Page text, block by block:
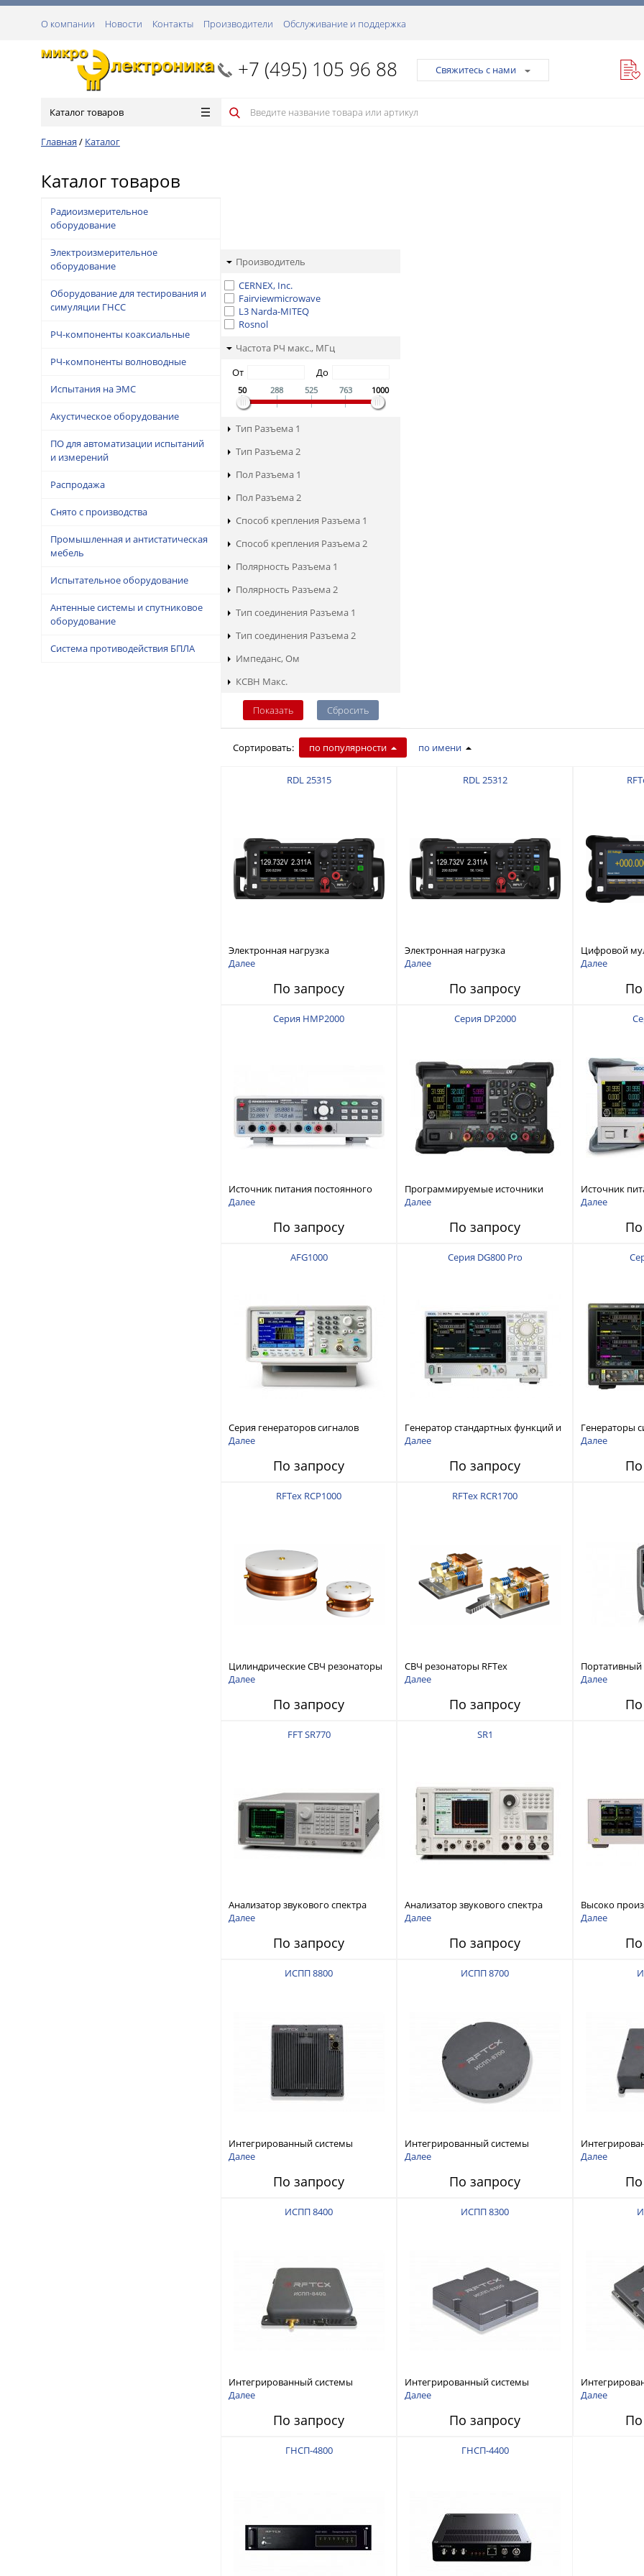
О компании Новости Контакты Производители Обслуживание и поддержка
+7 (495) 105 96 88 Свяжитесь с нами
Каталог товаров
Главная / Каталог
Каталог товаров
Радиоизмерительное
оборудование
Электроизмерительное
оборудование
Оборудование для тестирования и
симуляции ГНСС
РЧ-компоненты коаксиальные
РЧ-компоненты волноводные
Испытания на ЭМС
Акустическое оборудование
ПО для автоматизации испытаний
и измерений
Распродажа
Снято с производства
Промышленная и антистатическая
мебель
Испытательное оборудование
Антенные системы и спутниковое
оборудование
Система противодействия БПЛА
Производитель
CERNEX, Inc.
Fairviewmicrowave
L3 Narda-MITEQ
Rosnol
Частота РЧ макс., МГц
От
До
50 288 525 763 1000
Тип Разъема 1
Тип Разъема 2
Пол Разъема 1
Пол Разъема 2
Способ крепления Разъема 1
Способ крепления Разъема 2
Полярность Разъема 1
Полярность Разъема 2
Тип соединения Разъема 1
Тип соединения Разъема 2
Импеданс, Ом
КСВН Макс.
Сортировать: по популярности по имени
RDL 25315
Электронная нагрузка
постоянного тока, одноканальная,
Далее
По запросу
RDL 25312
Электронная нагрузка
постоянного тока, одноканальная,
Далее
По запросу
Цифровой
разрядностью
Далее
По
Серия HMP2000
Источник питания постоянного
тока
Далее
По запросу
Серия DP2000
Программируемые источники
питания постоянного тока с
Далее
По запросу
Источник
тока с
Далее
По
AFG1000
Серия генераторов сигналов
произвольной формы и
Далее
По запросу
Серия DG800 Pro
Генератор стандартных функций и
сигналов произвольной формы
Далее
По запросу
Генераторы
Далее
По
RFTex RCP1000
Цилиндрические СВЧ резонаторы
RFTex RCP1000
Далее
По запросу
RFTex RCR1700
СВЧ резонаторы RFTex
RCR1700 для тонких листов
Далее
По запросу
анализатор
до 26,5 ГГц
Далее
По
FFT SR770
Анализатор звукового спектра
Stanford Research Systems FFT
Далее
По запросу
SR1
Анализатор звукового спектра
Stanford Research Systems SR1
Далее
По запросу
Высоко
Далее
По
ИСПП 8800
Интегрированный системы
защиты от ГНСС-помех RFТех
Далее
По запросу
ИСПП 8700
Интегрированный системы
защиты от ГНСС-помех RFТех
Далее
По запросу
защиты от
Далее
По
ИСПП 8400
Интегрированный системы
защиты от ГНСС-помех RFТех
Далее
По запросу
ИСПП 8300
Интегрированный системы
защиты от ГНСС-помех RFТех
Далее
По запросу
защиты от
Далее
По
ГНСП-4800 ГНСП-4400